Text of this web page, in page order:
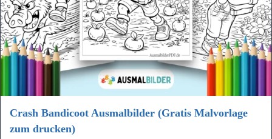
Crash Bandicoot Ausmalbilder (Gratis Malvorlage
zum drucken)